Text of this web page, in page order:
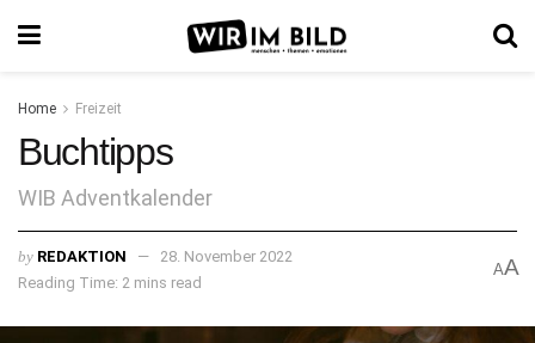
Home Freizeit
Buchtipps
WIB Adventkalender
by REDAKTION
28. November 2022
Reading Time: 2 mins read
AA